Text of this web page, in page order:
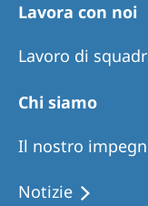
Lavora con noi
Lavoro di
Chi siamo
Il nostro
Notizie